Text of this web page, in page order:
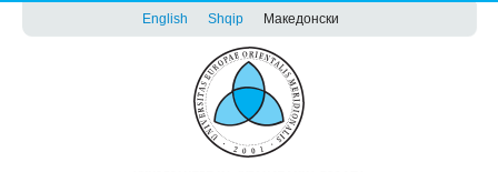
English Shqip Македонски